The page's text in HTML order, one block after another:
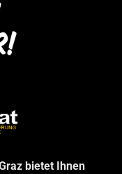
bietet Ihnen